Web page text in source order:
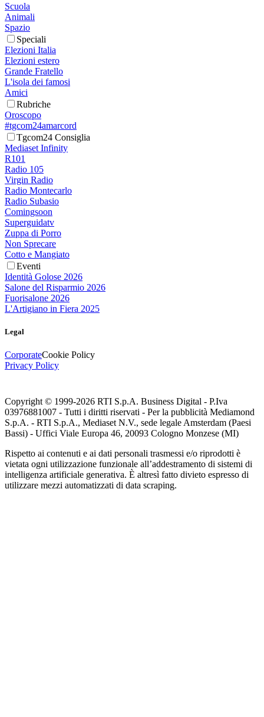
Scuola
Animali
Spazio
Speciali
Elezioni Italia
Elezioni estero
Grande Fratello
L'isola dei famosi
Amici
Rubriche
Oroscopo
#tgcom24amarcord
Tgcom24 Consiglia
Mediaset Infinity
R101
Radio 105
Virgin Radio
Radio Montecarlo
Radio Subasio
Comingsoon
Superguidatv
Zuppa di Porro
Non Sprecare
Cotto e Mangiato
Eventi
Identità Golose 2026
Salone del Risparmio 2026
Fuorisalone 2026
L'Artigiano in Fiera 2025
Legal
CorporateCookie Policy
Privacy Policy
Copyright © 1999-2026 RTI S.p.A. Business Digital - P.Iva
03976881007 - Tutti i diritti riservati - Per la pubblicità Mediamond
S.p.A. - RTI S.p.A., Mediaset N.V., sede legale Amsterdam (Paesi
Bassi) - Uffici Viale Europa 46, 20093 Cologno Monzese (MI)
Rispetto ai contenuti e ai dati personali trasmessi e/o riprodotti è
vietata ogni utilizzazione funzionale all’addestramento di sistemi di
intelligenza artificiale generativa. È altresì fatto divieto espresso di
utilizzare mezzi automatizzati di data scraping.